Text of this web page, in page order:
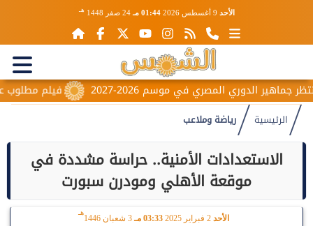
الأحد 01:44 مـ 24 صفر 1448 هـ
فيلم مطلوب
الرئيسية رياضة وملاعب
الاستعدادات الأمنية.. حراسة مشددة في
موقعة الأهلي ومودرن سبورت
الأحد 03:33 مـ 3 شعبان 1446
هـ